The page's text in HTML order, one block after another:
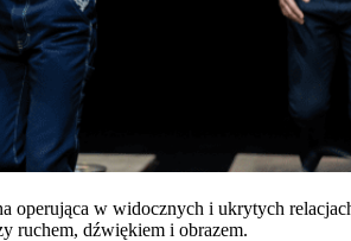
operująca w widocznych i ukrytych
ruchem, dźwiękiem i obrazem.